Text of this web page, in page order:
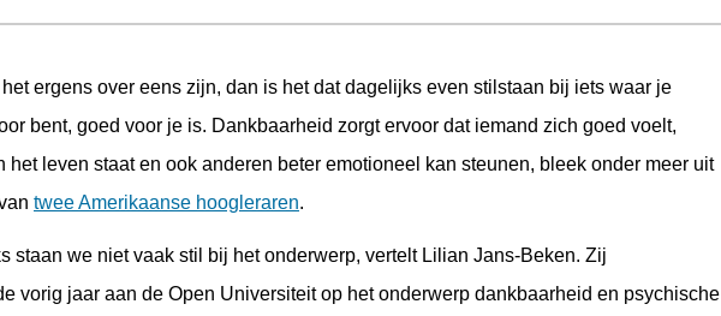
ergens over eens zijn, dan is het dat dagelijks even stilstaan bij iets waar je
bent, goed voor je is. Dankbaarheid zorgt ervoor dat iemand zich goed voelt,
het leven staat en ook anderen beter emotioneel kan steunen, bleek onder meer uit
twee Amerikaanse hoogleraren.
staan we niet vaak stil bij het onderwerp, vertelt Lilian Jans-Beken. Zij
vorig jaar aan de Open Universiteit op het onderwerp dankbaarheid en psychische